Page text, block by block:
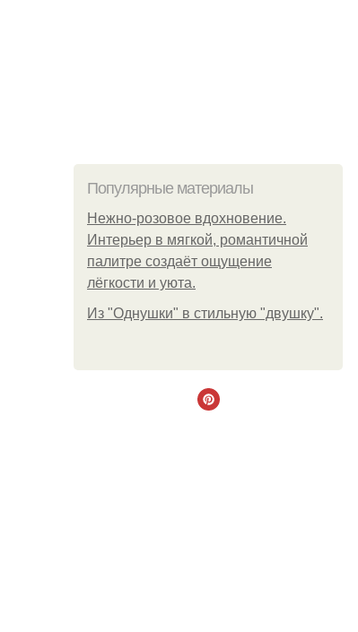
Популярные материалы
Нежно-розовое вдохновение.
Интерьер в мягкой, романтичной
палитре создаёт ощущение
лёгкости и уюта.
Из "Однушки" в стильную "двушку".